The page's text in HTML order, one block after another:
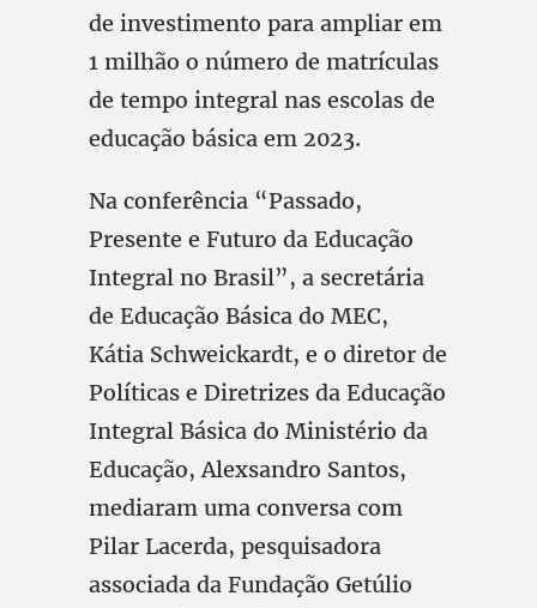
de investimento para ampliar em
1 milhão o número de matrículas
de tempo integral nas escolas de
educação básica em 2023.
Na conferência “Passado,
Presente e Futuro da Educação
Integral no Brasil”, a secretária
de Educação Básica do MEC,
Kátia Schweickardt, e o diretor de
Políticas e Diretrizes da Educação
Integral Básica do Ministério da
Educação, Alexsandro Santos,
mediaram uma conversa com
Pilar Lacerda, pesquisadora
associada da Fundação Getúlio